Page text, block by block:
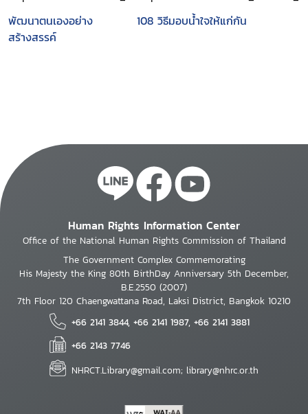
พัฒนาตนเองอย่าง
สร้างสรรค์
108 วิธีมอบน้ำใจให้แก่กัน
Human Rights Information Center
Office of the National Human Rights Commission of Thailand
The Government Complex Commemorating
His Majesty the King 80th BirthDay Anniversary 5th December,
B.E.2550 (2007)
7th Floor 120 Chaengwattana Road, Laksi District, Bangkok 10210
+66 2141 3844, +66 2141 1987, +66 2141 3881
+66 2143 7746
NHRCT.Library@gmail.com; library@nhrc.or.th